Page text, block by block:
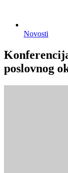
Novosti
poslovnog